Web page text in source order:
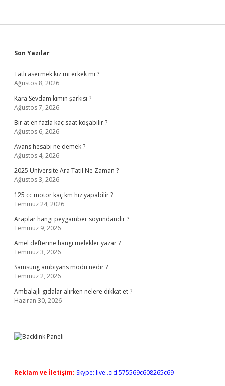
Sidebar
Son Yazılar
Tatli asermek kız mı erkek mi ?
Ağustos 8, 2026
Kara Sevdam kimin şarkısı ?
Ağustos 7, 2026
Bir at en fazla kaç saat koşabilir ?
Ağustos 6, 2026
Avans hesabı ne demek ?
Ağustos 4, 2026
2025 Üniversite Ara Tatil Ne Zaman ?
Ağustos 3, 2026
125 cc motor kaç km hız yapabilir ?
Temmuz 24, 2026
Araplar hangi peygamber soyundandır ?
Temmuz 9, 2026
Amel defterine hangi melekler yazar ?
Temmuz 3, 2026
Samsung ambiyans modu nedir ?
Temmuz 2, 2026
Ambalajlı gıdalar alırken nelere dikkat et ?
Haziran 30, 2026
Reklam ve İletişim: Skype: live:.cid.575569c608265c69